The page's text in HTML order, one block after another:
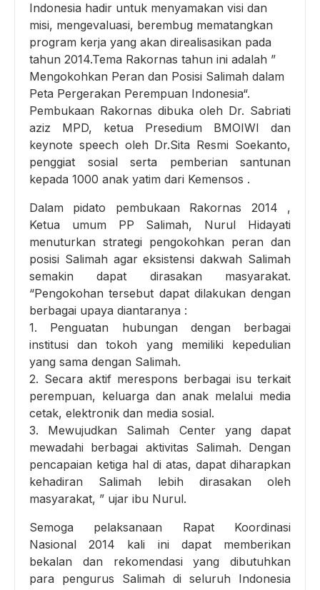
Indonesia hadir untuk menyamakan visi dan
misi, mengevaluasi, berembug mematangkan
program kerja yang akan direalisasikan pada
tahun 2014.Tema Rakornas tahun ini adalah ”
Mengokohkan Peran dan Posisi Salimah dalam
Peta Pergerakan Perempuan Indonesia“.
Pembukaan Rakornas dibuka oleh Dr. Sabriati
aziz MPD, ketua Presedium BMOIWI dan
keynote speech oleh Dr.Sita Resmi Soekanto,
penggiat sosial serta pemberian santunan
kepada 1000 anak yatim dari Kemensos .
Dalam pidato pembukaan Rakornas 2014 ,
Ketua umum PP Salimah, Nurul Hidayati
menuturkan strategi pengokohkan peran dan
posisi Salimah agar eksistensi dakwah Salimah
semakin dapat dirasakan masyarakat.
“Pengokohan tersebut dapat dilakukan dengan
berbagai upaya diantaranya :
1. Penguatan hubungan dengan berbagai
institusi dan tokoh yang memiliki kepedulian
yang sama dengan Salimah.
2. Secara aktif merespons berbagai isu terkait
perempuan, keluarga dan anak melalui media
cetak, elektronik dan media sosial.
3. Mewujudkan Salimah Center yang dapat
mewadahi berbagai aktivitas Salimah. Dengan
pencapaian ketiga hal di atas, dapat diharapkan
kehadiran Salimah lebih dirasakan oleh
masyarakat, ” ujar ibu Nurul.
Semoga pelaksanaan Rapat Koordinasi
Nasional 2014 kali ini dapat memberikan
bekalan dan rekomendasi yang dibutuhkan
para pengurus Salimah di seluruh Indonesia